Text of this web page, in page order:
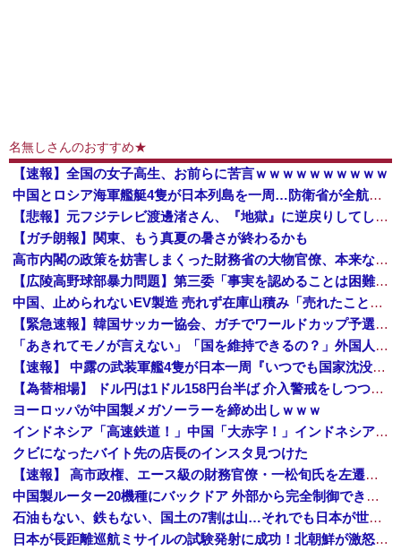
名無しさんのおすすめ★
【速報】全国の女子高生、お前らに苦言ｗｗｗｗｗｗｗｗｗｗ
中国とロシア海軍艦艇4隻が日本列島を一周…防衛省が全航路を公開！
【悲報】元フジテレビ渡邊渚さん、『地獄』に逆戻りしてしまう・・・・・
【ガチ朗報】関東、もう真夏の暑さが終わるかも
高市内閣の政策を妨害しまくった財務省の大物官僚、本来ならエース級の人材が就くはずのないポストに送られ……
【広陵高野球部暴力問題】第三委「事実を認めることは困難」元部員「SNS開示請求開始」犯人として晒してた人達に損害賠償請求訴訟を起こす方針
中国、止められないEV製造 売れず在庫山積み「売れたこと」にして補助金を騙し取る事案を思いつきが横行
【緊急速報】韓国サッカー協会、ガチでワールドカップ予選での審判への性接待がバレ大炎上大騒ぎに
「あきれてモノが言えない」「国を維持できるの？」外国人の永住許可要件の厳格化で在日中国人の本音は？
【速報】 中露の武装軍艦4隻が日本一周『いつでも国家沈没させられるぞ』
【為替相場】 ドル円は1ドル158円台半ば 介入警戒をしつつ円売りが続行
ヨーロッパが中国製メガソーラーを締め出しｗｗｗ
インドネシア「高速鉄道！」中国「大赤字！」インドネシア「運営会社の株式購入！（負債対策」中国「はい（巨額負債」インドネシア「700km延伸計画！（実質中止」→
クビになったバイト先の店長のインスタ見つけた
【速報】 高市政権、エース級の財務官僚・一松旬氏を左遷「彼は協力的でなかった」財務省の言いなりではないことが判明
中国製ルーター20機種にバックドア 外部から完全制御できる機能が仕込まれていた
石油もない、鉄もない、国土の7割は山…それでも日本が世界屈指の経済大国になれた「勤勉さ」以外の勝因！
日本が長距離巡航ミサイルの試験発射に成功！北朝鮮が激怒「日本が戦争国家になろうとしている」「絶対に傍観しない、必ず後悔させる」